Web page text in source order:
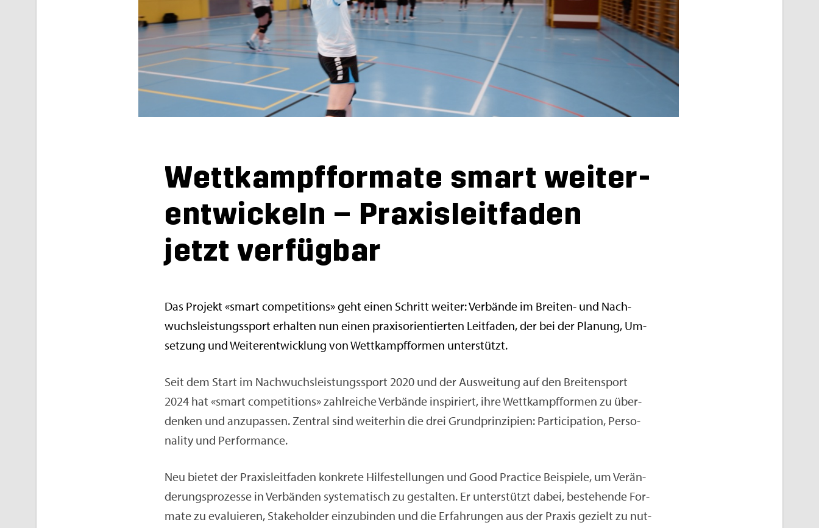
Wett­kampf­for­ma­te smart wei­ter­
ent­wi­ckeln – Pra­xis­leit­fa­den
jetzt ver­füg­bar
Das Pro­jekt «smart com­pe­ti­ti­ons» geht einen Schritt wei­ter: Ver­bän­de im Brei­ten- und Nach­
wuchs­leis­tungs­sport er­hal­ten nun einen pra­xis­ori­en­tier­ten Leit­fa­den, der bei der Pla­nung, Um­
set­zung und Wei­ter­ent­wick­lung von Wett­kampf­for­men un­ter­stützt.
Seit dem Start im Nach­wuchs­leis­tungs­sport 2020 und der Aus­wei­tung auf den Brei­ten­sport
2024 hat «smart com­pe­ti­ti­ons» zahl­rei­che Ver­bän­de in­spi­riert, ihre Wett­kampf­for­men zu über­
den­ken und an­zu­pas­sen. Zen­tral sind wei­ter­hin die drei Grund­prin­zi­pi­en: Par­tici­pa­ti­on, Per­so­
na­li­ty und Per­for­mance.
Neu bie­tet der Pra­xis­leit­fa­den kon­kre­te Hil­fe­stel­lun­gen und Good Prac­ti­ce Bei­spie­le, um Ver­än­
de­rungs­pro­zes­se in Ver­bän­den sys­te­ma­tisch zu ge­stal­ten. Er un­ter­stützt dabei, be­stehen­de For­
ma­te zu eva­lu­ie­ren, Sta­ke­hol­der ein­zu­bin­den und die Er­fah­run­gen aus der Pra­xis ge­zielt zu nut­